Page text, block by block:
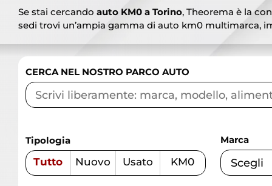
Se stai cercando auto KM0 a Torino, Theorema è la
sedi trovi un’ampia gamma di auto km0 multimarca,
ai SUV spaziosi, dalle berline eleganti ai veicoli
vantaggiosi. Le auto km0 Theorema rappresentano
garantire affidabilità e sicurezza. Vieni a scoprire le
competenza.
CERCA NEL NOSTRO PARCO AUTO
Tipologia
Tutto Nuovo Usato KM0
Marca